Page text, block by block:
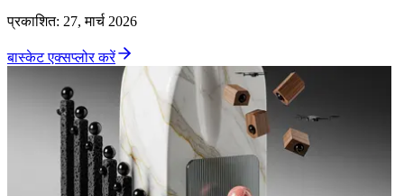
प्रकाशित: 27, मार्च 2026
बास्केट एक्सप्लोर करें